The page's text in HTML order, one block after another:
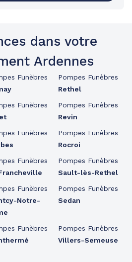
dans votre
Ardennes
Funèbres
Funèbres
Funèbres
Funèbres
Funèbres
Notre-
Funèbres
Pompes Funèbres
Rethel
Pompes Funèbres
Revin
Pompes Funèbres
Rocroi
Pompes Funèbres
Sault-lès-Rethel
Pompes Funèbres
Sedan
Pompes Funèbres
Villers-Semeuse